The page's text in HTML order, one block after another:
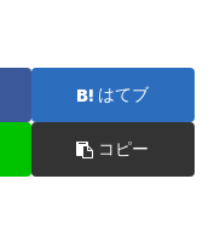
はてブ
コピー